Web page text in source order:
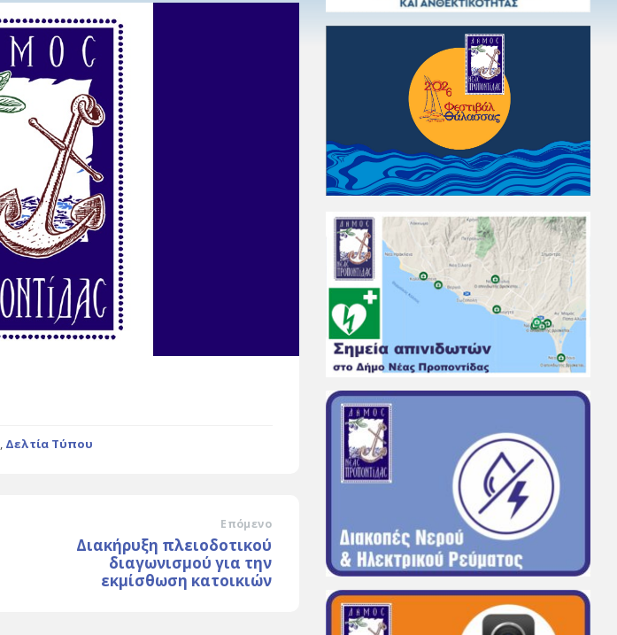
, Δελτία Τύπου
Επόμενο
Διακήρυξη πλειοδοτικού
διαγωνισμού για την
εκμίσθωση κατοικιών